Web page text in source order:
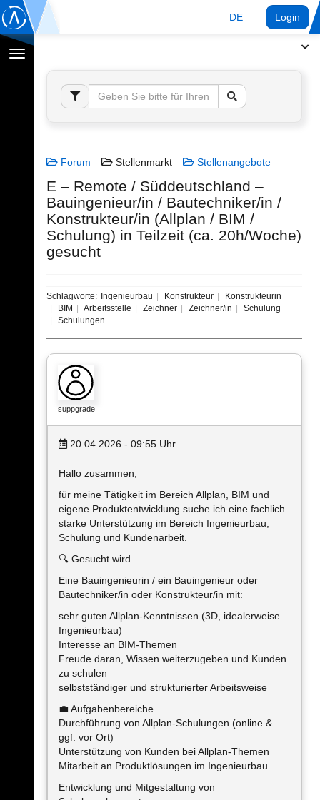
DE Login
Navigation
umschalten
Forum Stellenmarkt Stellenangebote
E – Remote / Süddeutschland –
Bauingenieur/in / Bautechniker/in /
Konstrukteur/in (Allplan / BIM /
Schulung) in Teilzeit (ca. 20h/Woche)
gesucht
Schlagworte: Ingenieurbau Konstrukteur
Konstrukteurin
BIM
Arbeitsstelle Zeichner Zeichner/in
Schulung
Schulungen
suppgrade
20.04.2026 - 09:55 Uhr
Hallo zusammen,
für meine Tätigkeit im Bereich Allplan, BIM und
eigene Produktentwicklung suche ich eine fachlich
starke Unterstützung im Bereich Ingenieurbau,
Schulung und Kundenarbeit.
🔍 Gesucht wird
Eine Bauingenieurin / ein Bauingenieur oder
Bautechniker/in oder Konstrukteur/in mit:
sehr guten Allplan-Kenntnissen (3D, idealerweise
Ingenieurbau)
Interesse an BIM-Themen
Freude daran, Wissen weiterzugeben und Kunden
zu schulen
selbstständiger und strukturierter Arbeitsweise
💼 Aufgabenbereiche
Durchführung von Allplan-Schulungen (online &
ggf. vor Ort)
Unterstützung von Kunden bei Allplan-Themen
Mitarbeit an Produktlösungen im Ingenieurbau
Entwicklung und Mitgestaltung von